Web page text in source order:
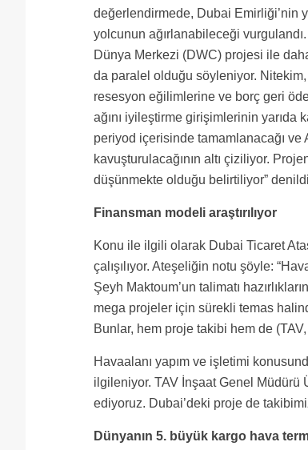
değerlendirmede, Dubai Emirliği’nin
yolcunun ağırlanabileceği
Dünya Merkezi (DWC) projesi ile
da paralel olduğu söyleniyor. Nitekim,
resesyon eğilimlerine ve borç geri
ağını iyileştirme girişimlerinin yarıda
periyod içerisinde tamamlanacağı ve
kavuşturulacağının altı çiziliyor.
düşünmekte olduğu belirtiliyor”
Finansman modeli araştırılıyor
Konu ile ilgili olarak Dubai Ticaret
çalışılıyor. Ateşeliğin notu şöyle:
Şeyh Maktoum’un talimatı
mega projeler için sürekli temas
Bunlar, hem proje takibi hem de
Havaalanı yapım ve işletimi
ilgileniyor. TAV İnşaat Genel Müdürü
ediyoruz. Dubai’deki proje de
Dünyanın 5. büyük kargo hava